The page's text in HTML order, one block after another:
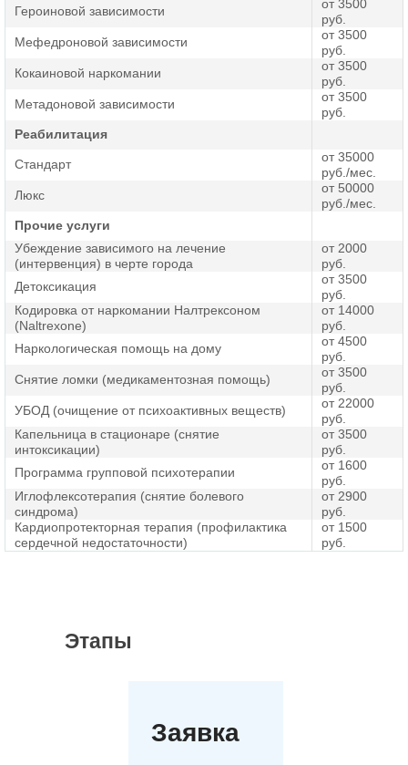
Героиновой зависимости
от 3500
руб.
Мефедроновой зависимости
от 3500
руб.
Кокаиновой наркомании
от 3500
руб.
Метадоновой зависимости
от 3500
руб.
Реабилитация
Стандарт
от 35000
руб./мес.
Люкс
от 50000
руб./мес.
Прочие услуги
Убеждение зависимого на лечение
(интервенция) в черте города
от 2000
руб.
Детоксикация
от 3500
руб.
Кодировка от наркомании Налтрексоном
(Naltrexone)
от 14000
руб.
Наркологическая помощь на дому
от 4500
руб.
Снятие ломки (медикаментозная помощь)
от 3500
руб.
УБОД (очищение от психоактивных веществ)
от 22000
руб.
Капельница в стационаре (снятие
интоксикации)
от 3500
руб.
Программа групповой психотерапии
от 1600
руб.
Иглофлексотерапия (снятие болевого
синдрома)
от 2900
руб.
Кардиопротекторная терапия (профилактика
сердечной недостаточности)
от 1500
руб.
Этапы
Заявка